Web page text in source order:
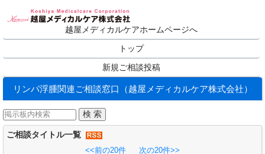
越屋メディカルケアホームページへ
トップ
新規ご相談投稿
リンパ浮腫関連ご相談窓口（越屋メディカルケア株式会社）
ご相談タイトル一覧
<<前の20件
次の20件>>